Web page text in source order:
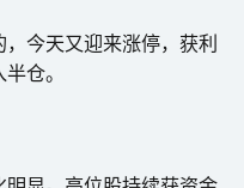
今天又迎来涨停，获利
仓。